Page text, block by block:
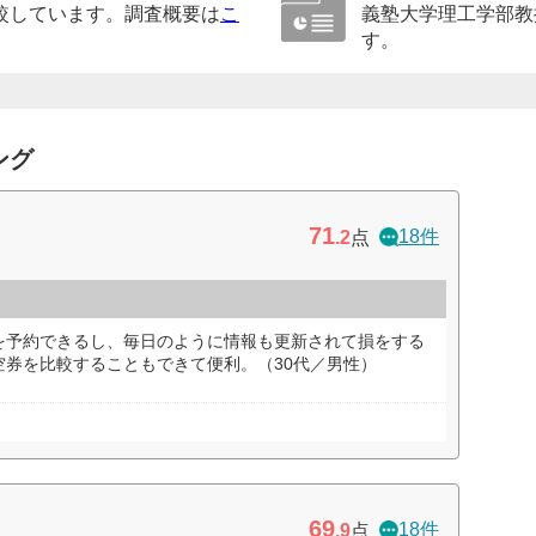
しています。調査概要はこ
義塾大学理工学部
す。
グ
71.2点 18件
約できるし、毎日のように情報も更新されて損をする
を比較することもできて便利。（30代／男性）
69.9点 18件